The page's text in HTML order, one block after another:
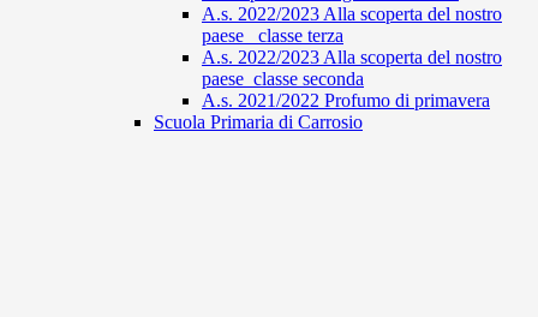
A.s. 2022/2023 Alla scoperta del nostro
paese_ classe terza
A.s. 2022/2023 Alla scoperta del nostro
paese_classe seconda
A.s. 2021/2022 Profumo di primavera
Scuola Primaria di Carrosio